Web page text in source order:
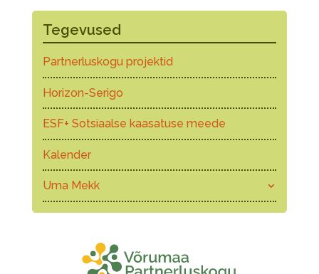
Tegevused
Partnerluskogu projektid
Horizon-Serigo
ESF+ Sotsiaalse kaasatuse meede
Kalender
Uma Mekk